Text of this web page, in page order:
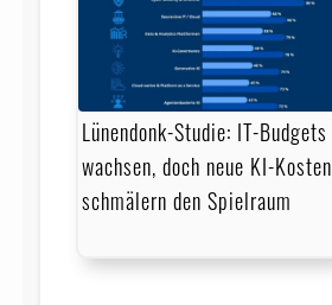
Lünendonk-Studie: IT-Budgets
wachsen, doch neue KI-Kosten
schmälern den Spielraum